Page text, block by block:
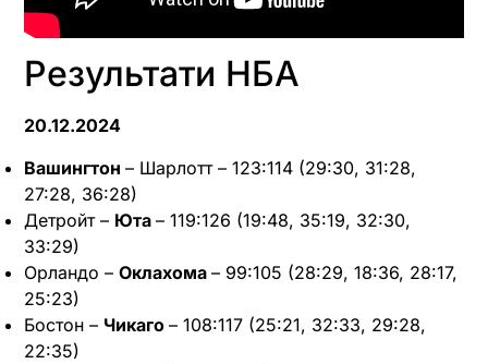
Результати НБА
20.12.2024
Вашингтон – Шарлотт – 123:114 (29:30, 31:28,
27:28, 36:28)
Детройт – Юта – 119:126 (19:48, 35:19, 32:30,
33:29)
Орландо – Оклахома – 99:105 (28:29, 18:36, 28:17,
25:23)
Бостон – Чикаго – 108:117 (25:21, 32:33, 29:28,
22:35)